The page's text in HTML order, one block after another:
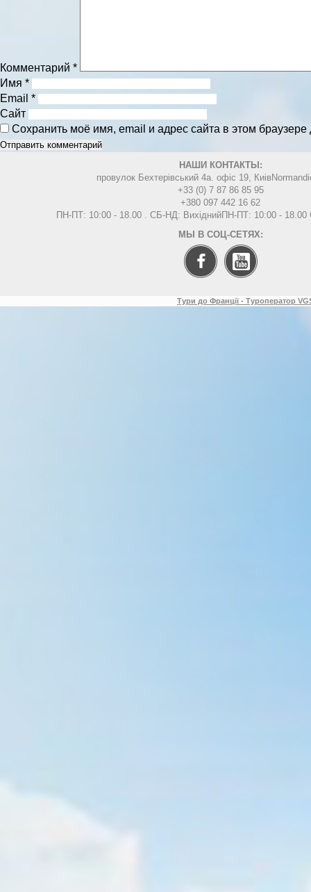
Комментарий *
Имя *
Email *
Сайт
Сохранить моё имя, email и адрес сайта в этом
НАШИ КОНТАКТЫ:
провулок Бехтерівський 4а. офіс 19, Киів
+33 (0) 7 87 86 85 95
+380 097 442 16 62
ПН-ПТ: 10:00 - 18.00 . СБ-НД: ВихіднийПН-ПТ: 10:00 -
МЫ В СОЦ-СЕТЯХ:
Тури до Франції - Туроператор